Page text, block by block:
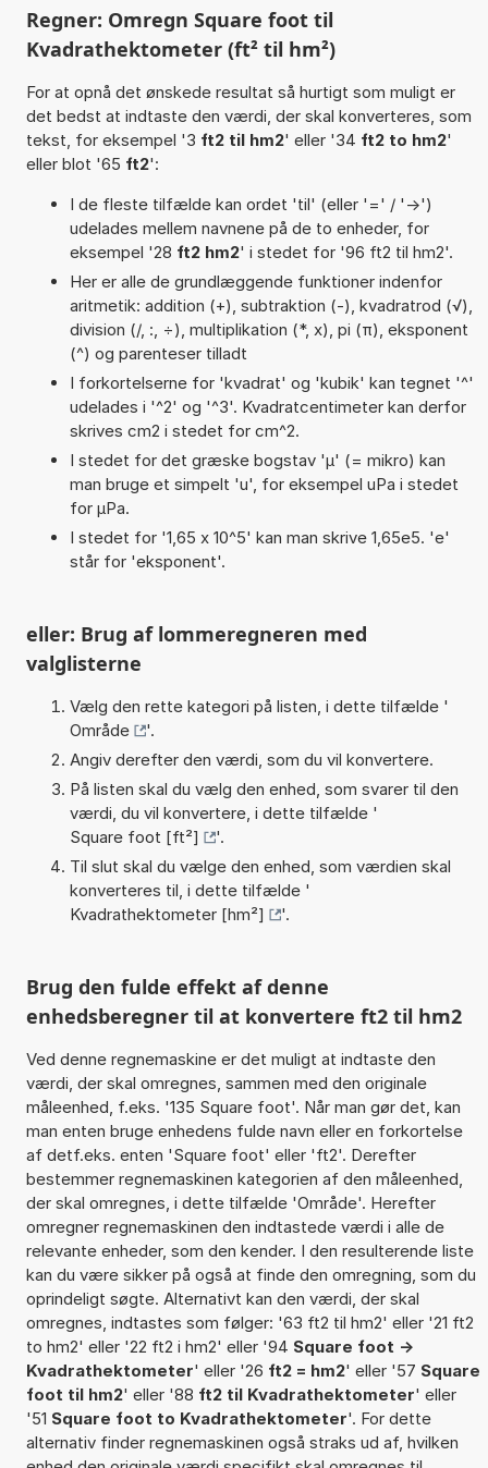
Regner: Omregn Square foot til
Kvadrathektometer (ft² til hm²)
For at opnå det ønskede resultat så hurtigt som muligt er
det bedst at indtaste den værdi, der skal konverteres, som
tekst, for eksempel '3 ft2 til hm2' eller '34 ft2 to hm2'
eller blot '65 ft2':
I de fleste tilfælde kan ordet 'til' (eller '=' / '->')
udelades mellem navnene på de to enheder, for
eksempel '28 ft2 hm2' i stedet for '96 ft2 til hm2'.
Her er alle de grundlæggende funktioner indenfor
aritmetik: addition (+), subtraktion (-), kvadratrod (√),
division (/, :, ÷), multiplikation (*, x), pi (π), eksponent
(^) og parenteser tilladt
I forkortelserne for 'kvadrat' og 'kubik' kan tegnet '^'
udelades i '^2' og '^3'. Kvadratcentimeter kan derfor
skrives cm2 i stedet for cm^2.
I stedet for det græske bogstav 'µ' (= mikro) kan
man bruge et simpelt 'u', for eksempel uPa i stedet
for µPa.
I stedet for '1,65 x 10^5' kan man skrive 1,65e5. 'e'
står for 'eksponent'.
eller: Brug af lommeregneren med
valglisterne
Vælg den rette kategori på listen, i dette tilfælde '
Område
'.
Angiv derefter den værdi, som du vil konvertere.
På listen skal du vælg den enhed, som svarer til den
værdi, du vil konvertere, i dette tilfælde '
Square foot [ft²]
'.
Til slut skal du vælge den enhed, som værdien skal
konverteres til, i dette tilfælde '
Kvadrathektometer [hm²]
'.
Brug den fulde effekt af denne
enhedsberegner til at konvertere ft2 til hm2
Ved denne regnemaskine er det muligt at indtaste den
værdi, der skal omregnes, sammen med den originale
måleenhed, f.eks. '135 Square foot'. Når man gør det, kan
man enten bruge enhedens fulde navn eller en forkortelse
af detf.eks. enten 'Square foot' eller 'ft2'. Derefter
bestemmer regnemaskinen kategorien af den måleenhed,
der skal omregnes, i dette tilfælde 'Område'. Herefter
omregner regnemaskinen den indtastede værdi i alle de
relevante enheder, som den kender. I den resulterende liste
kan du være sikker på også at finde den omregning, som du
oprindeligt søgte. Alternativt kan den værdi, der skal
omregnes, indtastes som følger: '63 ft2 til hm2' eller '21 ft2
to hm2' eller '22 ft2 i hm2' eller '94 Square foot ->
Kvadrathektometer' eller '26 ft2 = hm2' eller '57 Square
foot til hm2' eller '88 ft2 til Kvadrathektometer' eller
'51 Square foot to Kvadrathektometer'. For dette
alternativ finder regnemaskinen også straks ud af, hvilken